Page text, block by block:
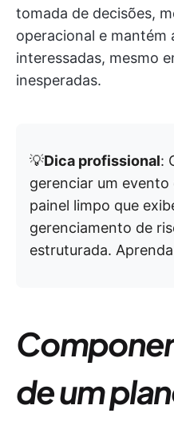
tomada de decisões,
operacional e
interessadas, mesmo
inesperadas.
💡Dica profissional:
gerenciar um
painel limpo que
gerenciamento de
estruturada. Aprenda
de um